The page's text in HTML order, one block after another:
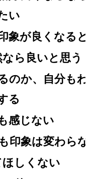
い
象が良くなると
ら良いと思う
のか、自分もわ
る
感じない
印象は変わらない
しくない